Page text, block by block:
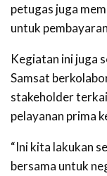
petugas juga
untuk
Kegiatan ini juga
Samsat
stakeholder
pelayanan prima
“Ini kita lakukan
bersama untuk